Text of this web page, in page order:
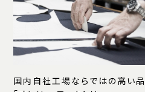
国内自社工場ならではの高い品